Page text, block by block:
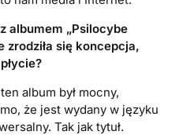
albumem „Psilocybe
zrodziła się koncepcja,
album był mocny,
że jest wydany w języku
Tak jak tytuł.